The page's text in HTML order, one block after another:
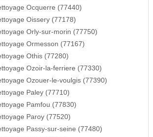
Ocquerre (77440)
Oissery (77178)
Orly-sur-morin (77750)
Ormesson (77167)
Othis (77280)
Ozoir-la-ferriere (77330)
Ozouer-le-voulgis (77390)
Paley (77710)
Pamfou (77830)
Paroy (77520)
Passy-sur-seine (77480)